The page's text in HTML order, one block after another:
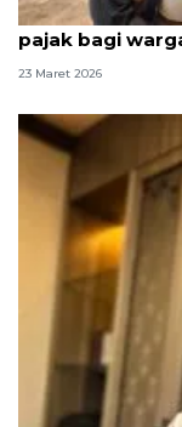
Gubernur beri
pajak bagi
23 Maret 2026